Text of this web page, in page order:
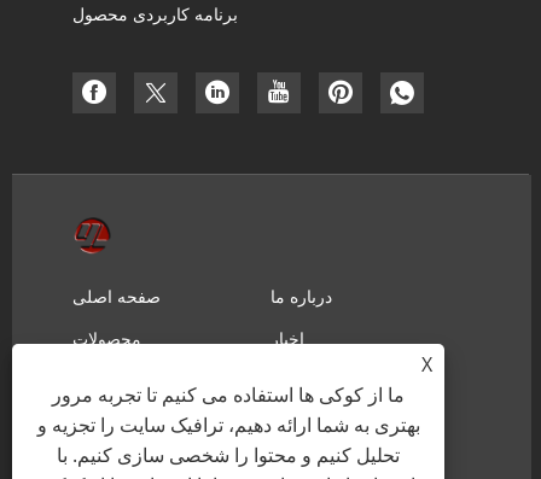
برنامه کاربردی محصول
صفحه اصلی
درباره ما
محصولات
اخبار
ارسال استعلام
تماس با ما
X
ما از کوکی ها استفاده می کنیم تا تجربه مرور
بهتری به شما ارائه دهیم، ترافیک سایت را تجزیه و
تحلیل کنیم و محتوا را شخصی سازی کنیم. با